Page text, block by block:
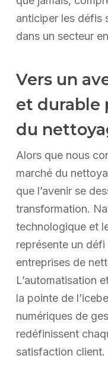
anticiper les défis
dans un secteur
Vers un
et durable
du
Alors que nous
marché du
que l’avenir se
transformation.
technologique et
représente un
entreprises de
L’automatisation
la pointe de
numériques de
redéfinissent
satisfaction client.